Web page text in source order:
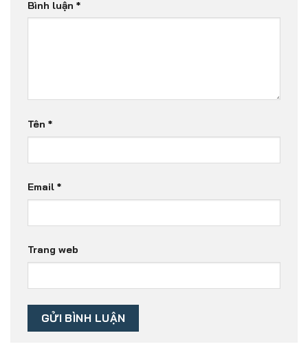
Bình luận *
Tên *
Email *
Trang web